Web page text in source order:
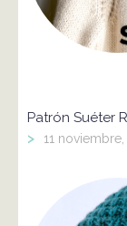
Patrón Suéter
> 11